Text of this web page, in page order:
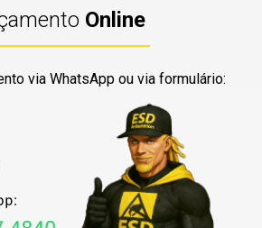
Online
via WhatsApp ou via formulário: